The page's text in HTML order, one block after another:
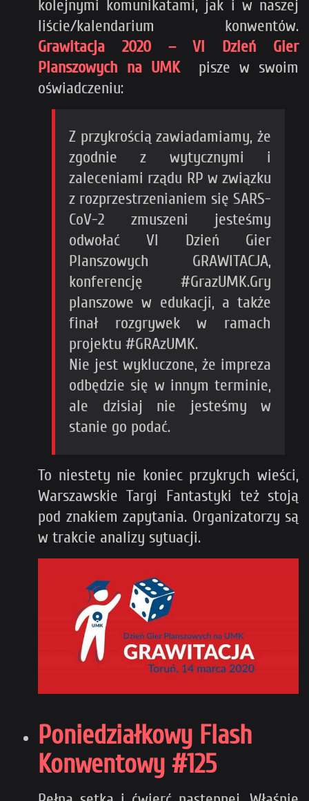
kolejnymi komunikatami, jak i w naszej
liście/kalendarium konwentów.
Grawitacja 2020 – VI Dzień Gier
Planszowych na UMKpisze w swoim
oświadczeniu:
Z przykrością zawiadamiamy, że
zgodnie z wytycznymi i
zaleceniami rządu RP w związku
z rozprzestrzenianiem się SARS-
CoV-2 zmuszeni jesteśmy
odwołać VI Dzień Gier
Planszowych GRAWITACJA,
konferencję #GrazUMK.Gry
planszowe w edukacji, a także
finał rozgrywek w ramach
projektu #GRAzUMK.
Nie jest wykluczone, że impreza
odbędzie się w innym terminie,
ale dzisiaj nie jesteśmy w
stanie go podać.
To niestety nie koniec przykrych wieści,
Warszawskie Targi Fantastyki też stoją
pod znakiem zapytania. Organizatorzy są
w trakcie analizy sytuacji.
Poniedziałkowy Flash
Konwentowy #125